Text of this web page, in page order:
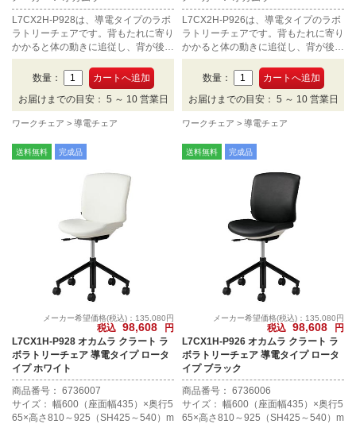
L7CX2H-P928は、導電タイプのラボ
ラトリーチェアです。背もたれに寄り
かかると体の動きに追従し、背が後方
に倒れます。ハイタイプ。カラーはホ
ワイト。
数量：
お届けまでの目安： 5 ～ 10 営業日
ワークチェア 導電チェア
L7CX2H-P926は、導電タイプのラボ
ラトリーチェアです。背もたれに寄り
かかると体の動きに追従し、背が後方
に倒れます。ハイタイプ。カラーはブ
ラック。
数量：
お届けまでの目安： 5 ～ 10 営業日
ワークチェア 導電チェア
送料無料 完成品
メーカー希望価格(税込)：135,080円
税込 98,608
円
L7CX1H-P928 オカムラ クラート ラ
ボラトリーチェア 導電タイプ ロータ
イプ ホワイト
商品番号： 6736007
サイズ： 幅600（座面幅435）×奥行5
65×高さ810～925（SH425～540）m
送料無料 完成品
メーカー希望価格(税込)：135,080円
税込 98,608
円
L7CX1H-P926 オカムラ クラート ラ
ボラトリーチェア 導電タイプ ロータ
イプ ブラック
商品番号： 6736006
サイズ： 幅600（座面幅435）×奥行5
65×高さ810～925（SH425～540）m